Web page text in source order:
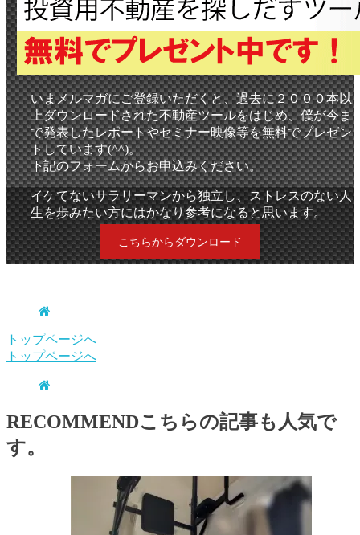
いまメルマガにご登録いただくと、過去に２０００本以
上ダウンロードされた不動産ツールをはじめ、僕が今ま
で発表したレポートやセミナー映像等を無料でプレゼン
トしています(^^)。
下記のフォームからお申込みください。
イケてないサラリーマンから独立し、ストレスのない人
生を歩みたい方にはかなり参考になると思います。
こちらからダウンロード
.
トップページへ
トップページへ
RECOMMENDこちらの記事も人気で
す。